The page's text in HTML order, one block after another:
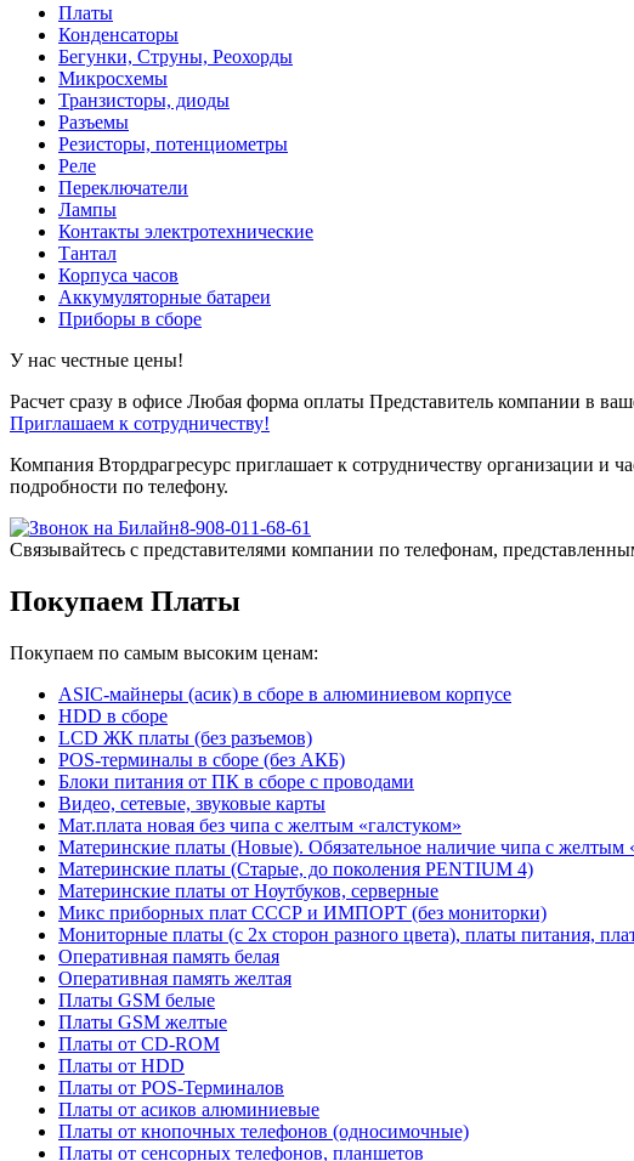
Платы
Конденсаторы
Бегунки, Струны, Реохорды
Микросхемы
Транзисторы, диоды
Разъемы
Резисторы, потенциометры
Реле
Переключатели
Лампы
Контакты электротехнические
Тантал
Корпуса часов
Аккумуляторные батареи
Приборы в сборе
У нас честные цены!
Расчет сразу в офисе Любая форма оплаты Представитель компании в
Приглашаем к сотрудничеству!
Компания Втордрагресурс приглашает к сотрудничеству организации и
подробности по телефону.
8-908-011-68-61
Связывайтесь с представителями компании по телефонам,
Покупаем Платы
Покупаем по самым высоким ценам:
ASIC-майнеры (асик) в сборе в алюминиевом корпусе
HDD в сборе
LCD ЖК платы (без разъемов)
POS-терминалы в сборе (без АКБ)
Блоки питания от ПК в сборе с проводами
Видео, сетевые, звуковые карты
Мат.плата новая без чипа с желтым «галстуком»
Материнские платы (Новые). Обязательное наличие чипа с желтым
Материнские платы (Старые, до поколения PENTIUM 4)
Материнские платы от Ноутбуков, серверные
Микс приборных плат СССР и ИМПОРТ (без мониторки)
Мониторные платы (с 2х сторон разного цвета), платы питания,
Оперативная память белая
Оперативная память желтая
Платы GSM белые
Платы GSM желтые
Платы от CD-ROM
Платы от HDD
Платы от POS-Терминалов
Платы от асиков алюминиевые
Платы от кнопочных телефонов (односимочные)
Платы от сенсорных телефонов, планшетов